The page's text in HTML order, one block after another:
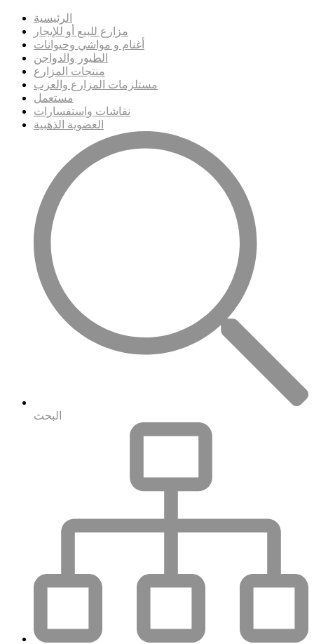
الرئيسية
مزارع للبيع أو للإيجار
أغنام و مواشي وحيوانات
الطيور والدواجن
منتجات المزارع
مستلزمات المزارع والعزب
مستعمل
نقاشات واستفسارات
العضوية الذهبية
البحث